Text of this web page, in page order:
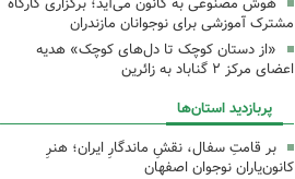
مشترک آموزشی برای نوجوانان مازندران
«از دستان کوچک تا دل‌های کوچک» هدیه
اعضای مرکز ۲ گناباد به زائرین
پربازدید استان‌ها
بر قامتِ سفال، نقشِ ماندگارِ ایران؛ هنرِ
کانون‌یاران نوجوان اصفهان